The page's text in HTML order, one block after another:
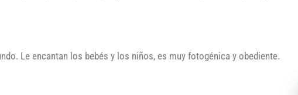
Le encantan los bebés y los niños, es muy fotogénica y obediente.